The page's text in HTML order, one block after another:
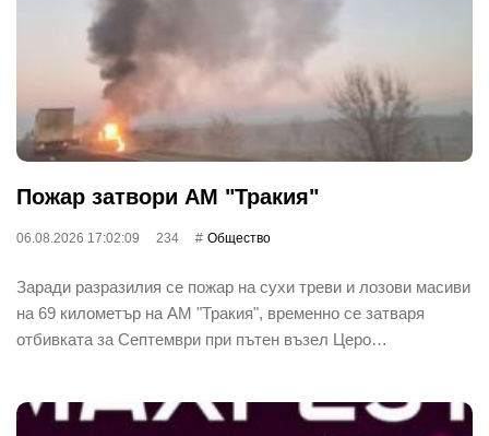
Пожар затвори АМ "Тракия"
06.08.2026 17:02:09 234 Общество
Заради разразилия се пожар на сухи треви и лозови масиви
на 69 километър на АМ "Тракия", временно се затваря
отбивката за Септември при пътен възел Церо…